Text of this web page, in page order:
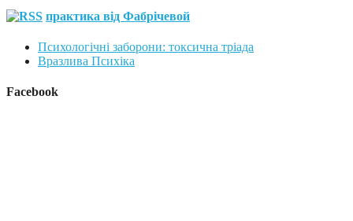
практика від Фабрічевой
Психологічні заборони: токсична тріада
Вразлива Психіка
Facebook